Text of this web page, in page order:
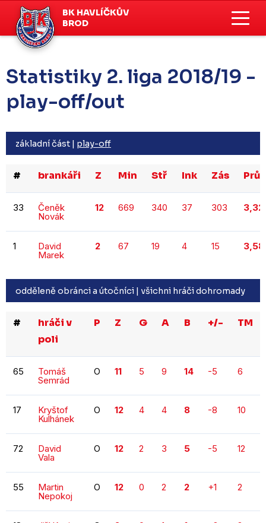
BK HAVLÍČKŮV
BROD
Statistiky 2. liga 2018/19 -
play-off/out
základní část | play-off
# brankáři Z Min Stř Ink Zás Prů
33 Čeněk
Novák
12 669 340 37 303 3,32
1 David
Marek
2 67 19 4 15 3,58
odděleně obránci a útočníci | všichni hráči dohromady
#
hráči v
poli
P Z G A B +/- TM
65 Tomáš
Semrád
O 11 5 9 14 -5 6
17 Kryštof
Kulhánek
O 12 4 4 8 -8 10
72 David
Vala
O 12 2 3 5 -5 12
55 Martin
Nepokoj
O 12 0 2 2 +1 2